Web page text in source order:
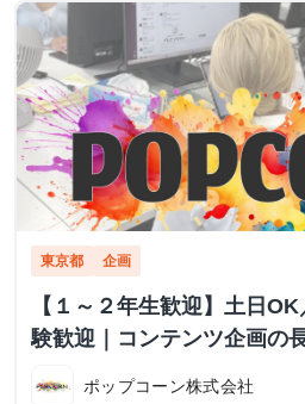
東京都 企画
【１～２年生歓迎】土日
験歓迎｜コンテンツ企画の
ポップコーン株式会社